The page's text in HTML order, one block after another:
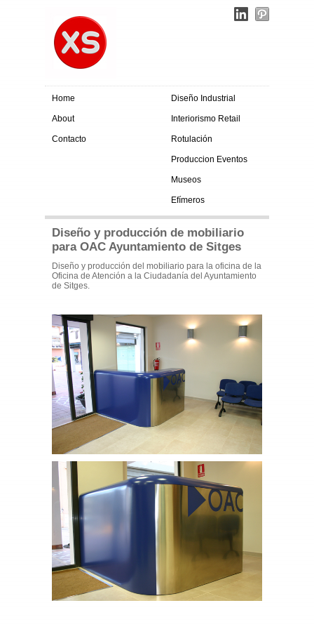
Home
About
Contacto
Diseño Industrial
Interiorismo Retail
Rotulación
Produccion Eventos
Museos
Efímeros
Diseño y producción de mobiliario
para OAC Ayuntamiento de Sitges
Diseño y producción del mobiliario para la oficina de la
Oficina de Atención a la Ciudadanía del Ayuntamiento
de Sitges.